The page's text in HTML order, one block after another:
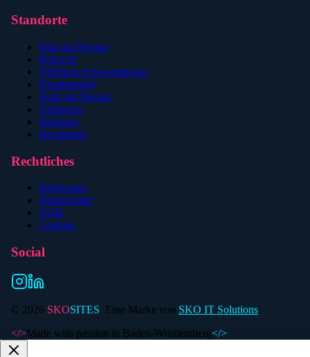
Standorte
Sulz am Neckar
Rottweil
Villingen-Schwenningen
Freudenstadt
Horb am Neckar
Tuttlingen
Balingen
Hechingen
Rechtliches
Impressum
Datenschutz
AGB
Cookies
Social
© 2026 SKOSITES. Eine Marke von SKO IT Solutions.
</>Made with passion in Baden-Württemberg</>